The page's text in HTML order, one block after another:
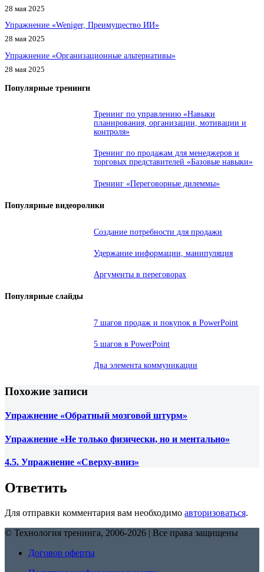
28 мая 2025
Упражнение «Weniger, Преимущество ИИ»
28 мая 2025
Упражнение «Организационные альтернативы»
28 мая 2025
Популярные тренинги
Тренинг по управлению «Навыки
планирования, организации, мотивации и
контроля»
Тренинг по продажам для менеджеров и
торговых представителей «Базовые навыки»
Тренинг «Переговорные дилеммы»
Популярные видеоролики
Создание потребности для продажи
Удержание информации, манипуляция
Аргументы в переговорах
Популярные слайды
7 шагов продаж и покупок в PowerPoint
5 шагов в PowerPoint
Два элемента коммуникации
Похожие записи
Упражнение «Обратный мозговой штурм»
Упражнение «Не только физически, но и ментально»
4.5. Упражнение «Сверху-вниз»
Ответить
Для отправки комментария вам необходимо авторизоваться.
© Технология тренинга, 2006-2026 | Все права защищены
Договор оферты